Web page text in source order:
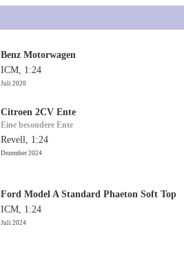
Benz Motorwagen
ICM, 1:24
Juli 2020
Citroen 2CV Ente
Eine besondere Ente
Revell, 1:24
Dezember 2024
Ford Model A Standard Phaeton Soft Top
ICM, 1:24
Juli 2024